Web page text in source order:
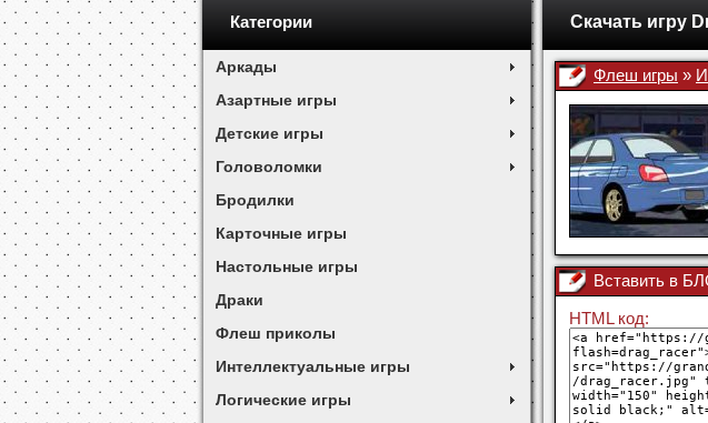
Категории
Аркады
Азартные игры
Детские игры
Головоломки
Бродилки
Карточные игры
Настольные игры
Драки
Флеш приколы
Интеллектуальные игры
Логические игры
Скачать игру
Флеш игры »
Вставить в
HTML код: